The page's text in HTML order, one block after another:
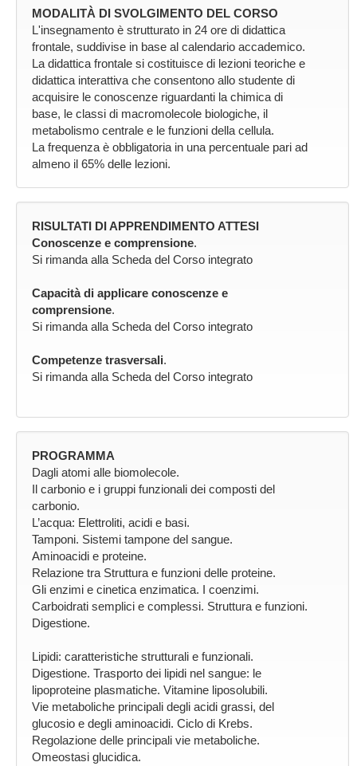
MODALITÀ DI SVOLGIMENTO DEL CORSO
L'insegnamento è strutturato in 24 ore di didattica
frontale, suddivise in base al calendario accademico.
La didattica frontale si costituisce di lezioni teoriche e
didattica interattiva che consentono allo studente di
acquisire le conoscenze riguardanti la chimica di
base, le classi di macromolecole biologiche, il
metabolismo centrale e le funzioni della cellula.
La frequenza è obbligatoria in una percentuale pari ad
almeno il 65% delle lezioni.
RISULTATI DI APPRENDIMENTO ATTESI
Conoscenze e comprensione.
Si rimanda alla Scheda del Corso integrato
Capacità di applicare conoscenze e
comprensione.
Si rimanda alla Scheda del Corso integrato
Competenze trasversali.
Si rimanda alla Scheda del Corso integrato
PROGRAMMA
Dagli atomi alle biomolecole.
Il carbonio e i gruppi funzionali dei composti del
carbonio.
L’acqua: Elettroliti, acidi e basi.
Tamponi. Sistemi tampone del sangue.
Aminoacidi e proteine.
Relazione tra Struttura e funzioni delle proteine.
Gli enzimi e cinetica enzimatica. I coenzimi.
Carboidrati semplici e complessi. Struttura e funzioni.
Digestione.
Lipidi: caratteristiche strutturali e funzionali.
Digestione. Trasporto dei lipidi nel sangue: le
lipoproteine plasmatiche. Vitamine liposolubili.
Vie metaboliche principali degli acidi grassi, del
glucosio e degli aminoacidi. Ciclo di Krebs.
Regolazione delle principali vie metaboliche.
Omeostasi glucidica.